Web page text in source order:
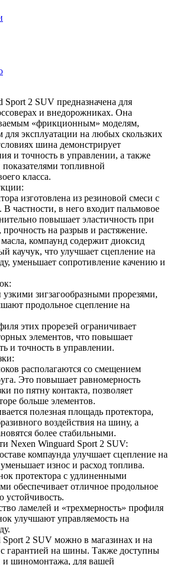
2 SUV предназначена для
и внедорожниках. Она
«фрикционным» моделям,
эксплуатации на любых скользких
шина демонстрирует
и точность в управлении, а также
топливной
класса.
изготовлена из резиновой смеси с
частности, в него входит пальмовое
повышает эластичность при
прочность на разрыв и растяжение.
компаунд содержит диоксид
каучук, что улучшает сцепление на
уменьшает сопротивление качению и
зигзагообразными прорезями,
продольное сцепление на
этих прорезей ограничивает
элементов, что повышает
и точность в управлении.
располагаются со смещением
Это повышает равномерность
по пятну контакта, позволяет
больше элементов.
полезная площадь протектора,
воздействия на шину, а
более стабильными.
Nexen Winguard Sport 2 SUV:
компаунда улучшает сцепление на
износ и расход топлива.
протектора с удлиненными
обеспечивает отличное продольное
устойчивость.
ламелей и «трехмерность» профиля
улучшают управляемость на
2 SUV можно в магазинах и на
с гарантией на шины. Также доступны
и шиномонтажа, для вашей